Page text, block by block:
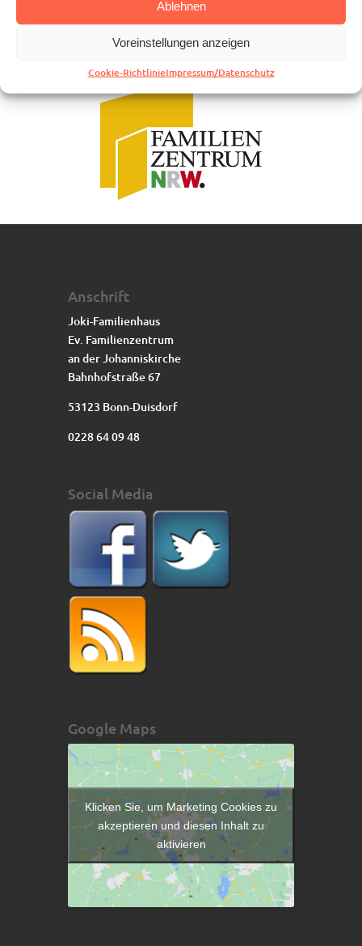
Ablehnen
Voreinstellungen anzeigen
Cookie-RichtlinieImpressum/Datenschutz
Kalender
Anschrift
Joki-Familienhaus
Ev. Familienzentrum
an der Johanniskirche
Bahnhofstraße 67
53123 Bonn-Duisdorf
0228 64 09 48
Social Media
Google Maps
Klicken Sie, um Marketing Cookies zu
akzeptieren und diesen Inhalt zu
aktivieren